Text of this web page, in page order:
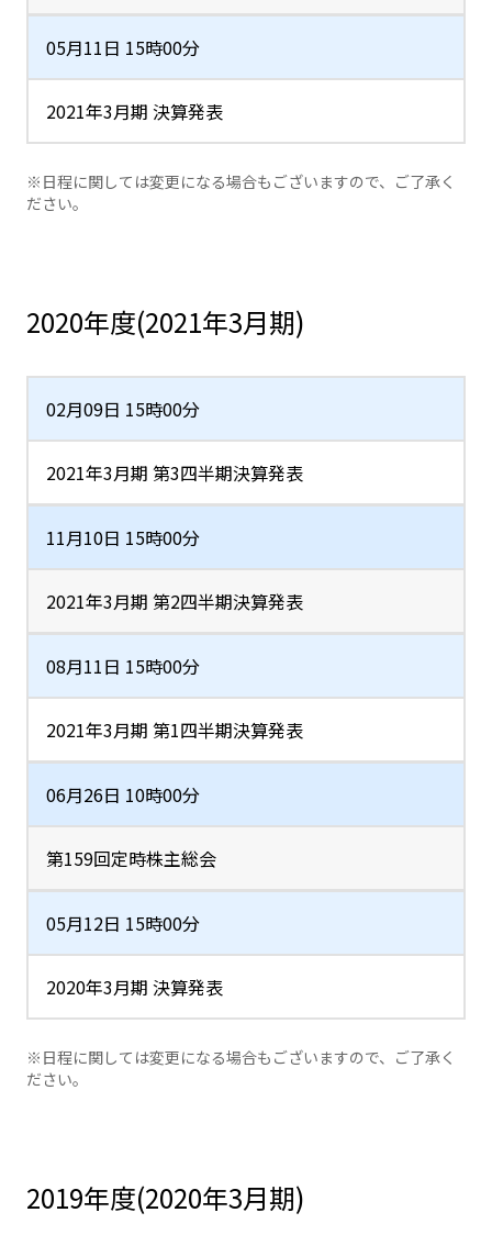
05月11日 15時00分
2021年3月期 決算発表
※日程に関しては変更になる場合もございますので、ご了承く
ださい。
2020年度(2021年3月期)
02月09日 15時00分
2021年3月期 第3四半期決算発表
11月10日 15時00分
2021年3月期 第2四半期決算発表
08月11日 15時00分
2021年3月期 第1四半期決算発表
06月26日 10時00分
第159回定時株主総会
05月12日 15時00分
2020年3月期 決算発表
※日程に関しては変更になる場合もございますので、ご了承く
ださい。
2019年度(2020年3月期)